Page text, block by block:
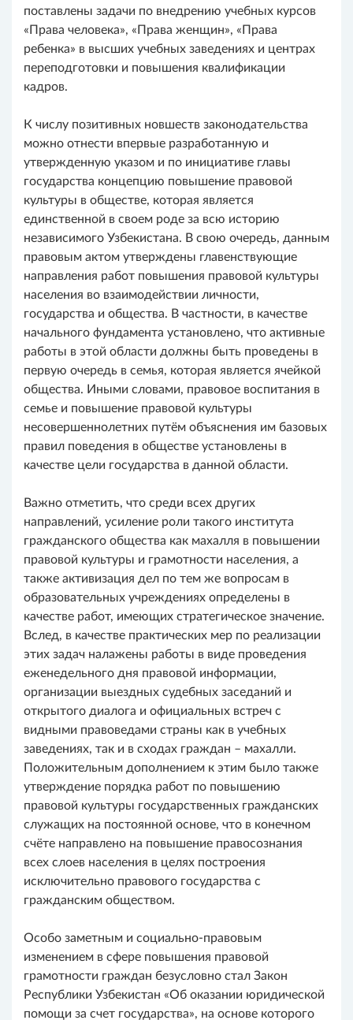
поставлены задачи по внедрению учебных курсов
«Права человека», «Права женщин», «Права
ребенка» в высших учебных заведениях и центрах
переподготовки и повышения квалификации
кадров.
К числу позитивных новшеств законодательства
можно отнести впервые разработанную и
утвержденную указом и по инициативе главы
государства концепцию повышение правовой
культуры в обществе, которая является
единственной в своем роде за всю историю
независимого Узбекистана. В свою очередь, данным
правовым актом утверждены главенствующие
направления работ повышения правовой культуры
населения во взаимодействии личности,
государства и общества. В частности, в качестве
начального фундамента установлено, что активные
работы в этой области должны быть проведены в
первую очередь в семья, которая является ячейкой
общества. Иными словами, правовое воспитания в
семье и повышение правовой культуры
несовершеннолетних путём объяснения им базовых
правил поведения в обществе установлены в
качестве цели государства в данной области.
Важно отметить, что среди всех других
направлений, усиление роли такого института
гражданского общества как махалля в повышении
правовой культуры и грамотности населения, а
также активизация дел по тем же вопросам в
образовательных учреждениях определены в
качестве работ, имеющих стратегическое значение.
Вслед, в качестве практических мер по реализации
этих задач налажены работы в виде проведения
еженедельного дня правовой информации,
организации выездных судебных заседаний и
открытого диалога и официальных встреч с
видными правоведами страны как в учебных
заведениях, так и в сходах граждан – махалли.
Положительным дополнением к этим было также
утверждение порядка работ по повышению
правовой культуры государственных гражданских
служащих на постоянной основе, что в конечном
счёте направлено на повышение правосознания
всех слоев населения в целях построения
исключительно правового государства с
гражданским обществом.
Особо заметным и социально-правовым
изменением в сфере повышения правовой
грамотности граждан безусловно стал Закон
Республики Узбекистан «Об оказании юридической
помощи за счет государства», на основе которого